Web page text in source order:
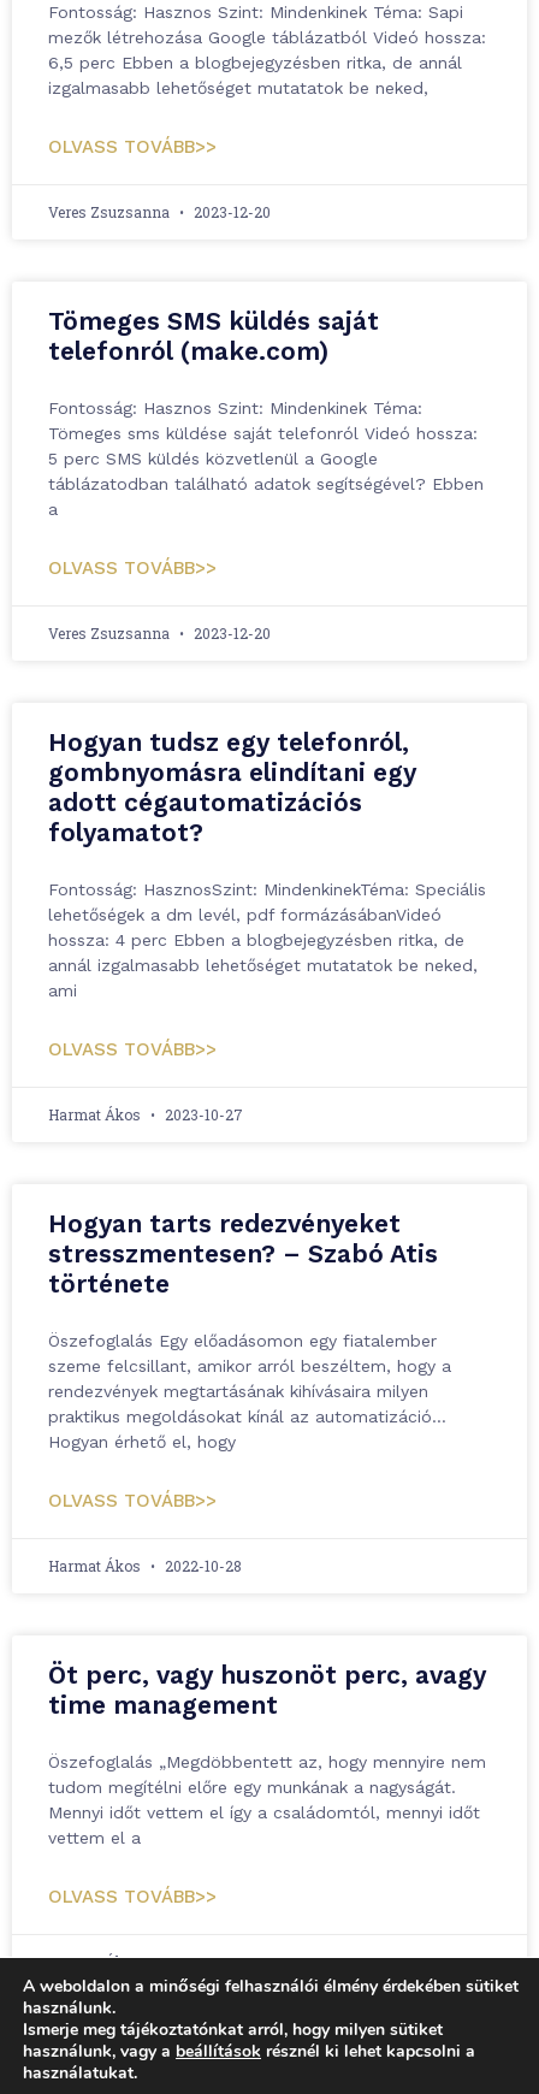
Fontosság: Hasznos Szint: Mindenkinek Téma: Sapi
mezők létrehozása Google táblázatból Videó hossza:
6,5 perc Ebben a blogbejegyzésben ritka, de annál
izgalmasabb lehetőséget mutatatok be neked,
OLVASS TOVÁBB>>
Veres Zsuzsanna 2023-12-20
Tömeges SMS küldés saját
telefonról (make.com)
Fontosság: Hasznos Szint: Mindenkinek Téma:
Tömeges sms küldése saját telefonról Videó hossza:
5 perc SMS küldés közvetlenül a Google
táblázatodban található adatok segítségével? Ebben
a
OLVASS TOVÁBB>>
Veres Zsuzsanna 2023-12-20
Hogyan tudsz egy telefonról,
gombnyomásra elindítani egy
adott cégautomatizációs
folyamatot?
Fontosság: HasznosSzint: MindenkinekTéma: Speciális
lehetőségek a dm levél, pdf formázásábanVideó
hossza: 4 perc Ebben a blogbejegyzésben ritka, de
annál izgalmasabb lehetőséget mutatatok be neked,
ami
OLVASS TOVÁBB>>
Harmat Ákos 2023-10-27
Hogyan tarts redezvényeket
stresszmentesen? – Szabó Atis
története
Öszefoglalás Egy előadásomon egy fiatalember
szeme felcsillant, amikor arról beszéltem, hogy a
rendezvények megtartásának kihívásaira milyen
praktikus megoldásokat kínál az automatizáció…
Hogyan érhető el, hogy
OLVASS TOVÁBB>>
Harmat Ákos 2022-10-28
Öt perc, vagy huszonöt perc, avagy
time management
Öszefoglalás „Megdöbbentett az, hogy mennyire nem
tudom megítélni előre egy munkának a nagyságát.
Mennyi időt vettem el így a családomtól, mennyi időt
vettem el a
OLVASS TOVÁBB>>
Harmat Ákos 2022-08-29
A weboldalon a minőségi felhasználói élmény érdekében sütiket
használunk.
Ismerje meg tájékoztatónkat arról, hogy milyen sütiket
használunk, vagy a beállítások résznél ki lehet kapcsolni a
használatukat.